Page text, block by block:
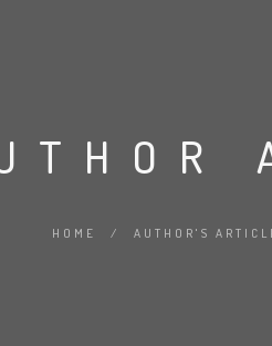
HOME / AUTHOR'S